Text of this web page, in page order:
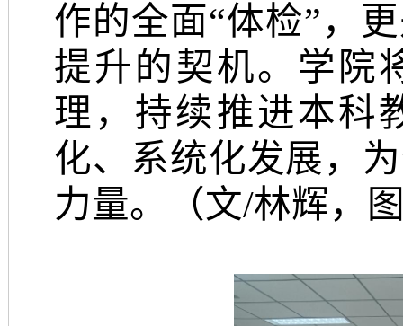
作的全面“体检”，
提升的契机。学院
理，持续推进本科
化、系统化发展， 为
力量。
（文/林辉，